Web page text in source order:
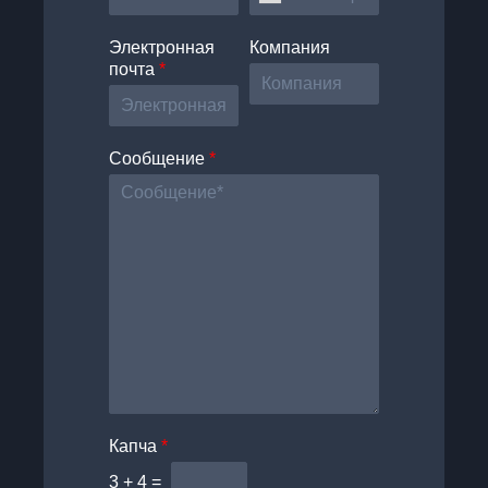
Электронная
почта *
Компания
Сообщение *
Капча *
3 + 4 =